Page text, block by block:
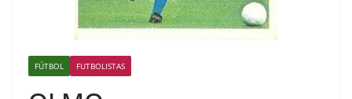
FÚTBOL FUTBOLISTAS